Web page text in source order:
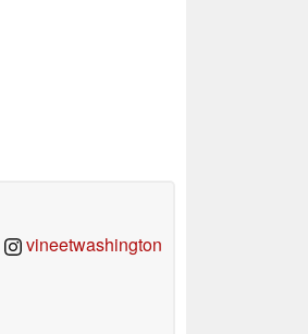
vineetwashington